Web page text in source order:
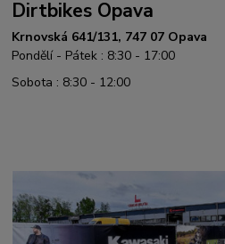
Dirtbikes Opava
Krnovská 641/131, 747 07 Opava
Pondělí - Pátek : 8:30 - 17:00
Sobota : 8:30 - 12:00